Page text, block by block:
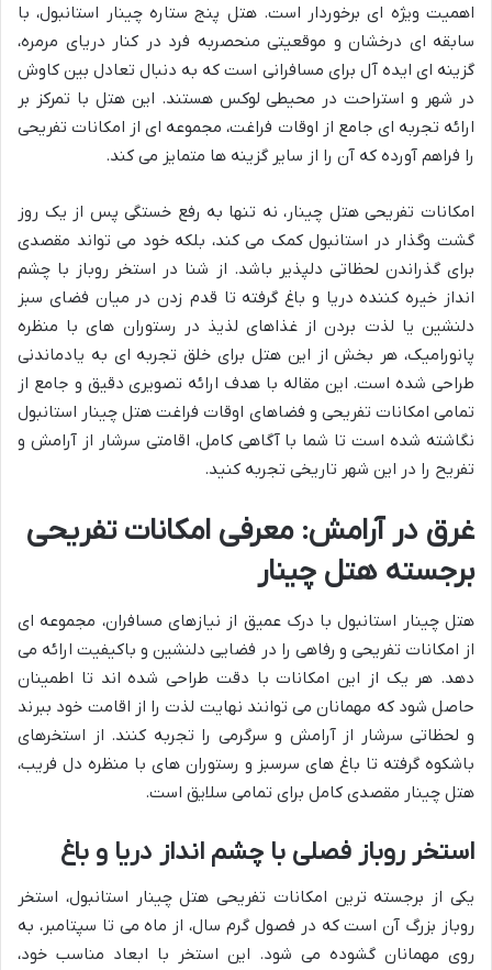
اهمیت ویژه ای برخوردار است. هتل پنج ستاره چینار استانبول، با
سابقه ای درخشان و موقعیتی منحصربه فرد در کنار دریای مرمره،
گزینه ای ایده آل برای مسافرانی است که به دنبال تعادل بین کاوش
در شهر و استراحت در محیطی لوکس هستند. این هتل با تمرکز بر
ارائه تجربه ای جامع از اوقات فراغت، مجموعه ای از امکانات تفریحی
را فراهم آورده که آن را از سایر گزینه ها متمایز می کند.
امکانات تفریحی هتل چینار، نه تنها به رفع خستگی پس از یک روز
گشت وگذار در استانبول کمک می کند، بلکه خود می تواند مقصدی
برای گذراندن لحظاتی دلپذیر باشد. از شنا در استخر روباز با چشم
انداز خیره کننده دریا و باغ گرفته تا قدم زدن در میان فضای سبز
دلنشین یا لذت بردن از غذاهای لذیذ در رستوران های با منظره
پانورامیک، هر بخش از این هتل برای خلق تجربه ای به یادماندنی
طراحی شده است. این مقاله با هدف ارائه تصویری دقیق و جامع از
تمامی امکانات تفریحی و فضاهای اوقات فراغت هتل چینار استانبول
نگاشته شده است تا شما با آگاهی کامل، اقامتی سرشار از آرامش و
تفریح را در این شهر تاریخی تجربه کنید.
غرق در آرامش: معرفی امکانات تفریحی
برجسته هتل چینار
هتل چینار استانبول با درک عمیق از نیازهای مسافران، مجموعه ای
از امکانات تفریحی و رفاهی را در فضایی دلنشین و باکیفیت ارائه می
دهد. هر یک از این امکانات با دقت طراحی شده اند تا اطمینان
حاصل شود که مهمانان می توانند نهایت لذت را از اقامت خود ببرند
و لحظاتی سرشار از آرامش و سرگرمی را تجربه کنند. از استخرهای
باشکوه گرفته تا باغ های سرسبز و رستوران های با منظره دل فریب،
هتل چینار مقصدی کامل برای تمامی سلایق است.
استخر روباز فصلی با چشم انداز دریا و باغ
یکی از برجسته ترین امکانات تفریحی هتل چینار استانبول، استخر
روباز بزرگ آن است که در فصول گرم سال، از ماه می تا سپتامبر، به
روی مهمانان گشوده می شود. این استخر با ابعاد مناسب خود،